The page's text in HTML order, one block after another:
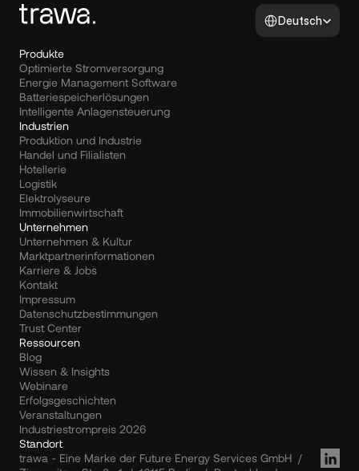
Select Language
Deutsch
Produkte
Optimierte Stromversorgung
Energie Management Software
Batteriespeicherlösungen
Intelligente Anlagensteuerung
Industrien
Produktion und Industrie
Handel und Filialisten
Hotellerie
Logistik
Elektrolyseure
Immobilienwirtschaft
Unternehmen
Unternehmen & Kultur
Marktpartnerinformationen
Karriere & Jobs
Kontakt
Impressum
Datenschutzbestimmungen
Trust Center
Ressourcen
Blog
Wissen & Insights
Webinare
Erfolgsgeschichten
Veranstaltungen
Industriestrompreis 2026
Standort
trawa - Eine Marke der Future Energy Services GmbH  /